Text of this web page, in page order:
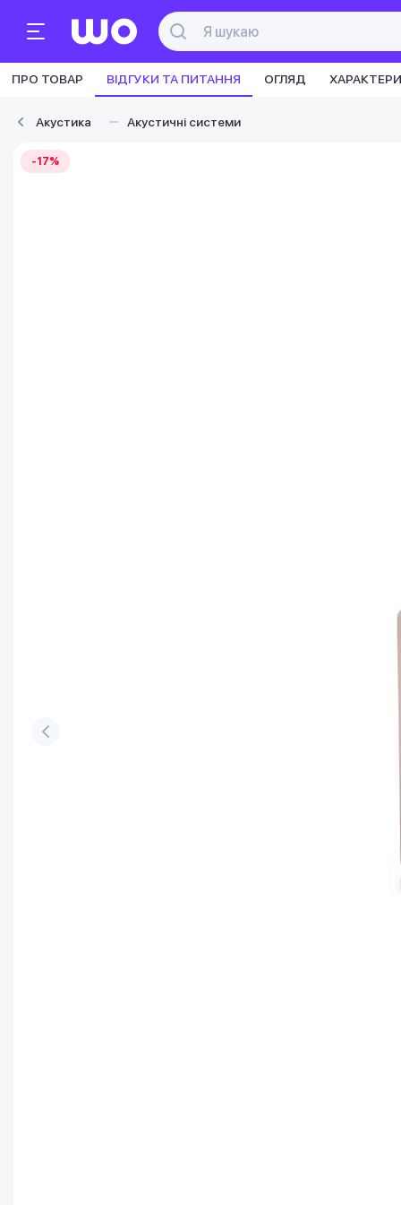
ПРО ТОВАР ВІДГУКИ ТА ПИТАННЯ ОГЛЯД
Акустика Акустичні системи
-17%